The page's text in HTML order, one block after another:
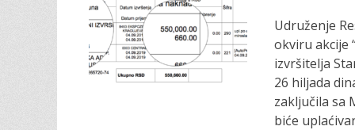
s
t
e
d
o
n
Udruženje
okviru akcije
izvršitelja
26 hiljada
zaključila sa
biće